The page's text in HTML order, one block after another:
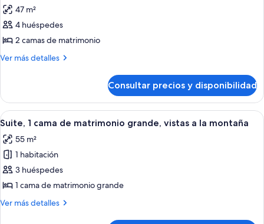
a
la
piscina
grande,
vistas
la
piscina
fotos
de
Habitación
Deluxe,
de
matrimonio,
vistas
a
la
piscina
47 m²
4 huéspedes
2 camas de matrimonio
Ver más detalles
Más
Deluxe,
camas
matrimonio,
vistas
la
piscina
Consultar precios y disponibilidad
Abrir
todas
las
fotos
de
Suite,
1
Un hotel moderno con una cama
5
Suite, 1 cama de matrimonio grande, vistas a la montaña
55 m²
1 habitación
3 huéspedes
1 cama de matrimonio grande
Ver más detalles
Más